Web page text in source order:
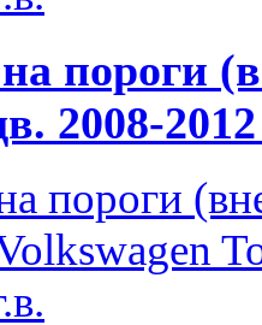
пороги
2008-